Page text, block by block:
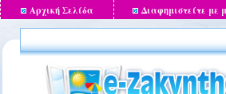
Αρχική Σελίδα Διαφημιστείτε με